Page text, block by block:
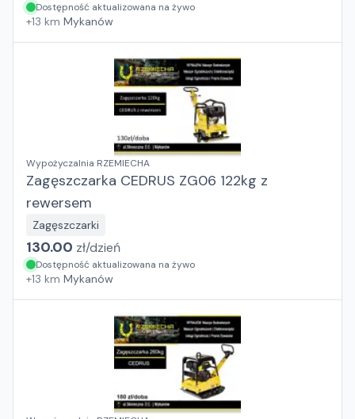
Dostępność aktualizowana na żywo
+13 km Mykanów
Wypożyczalnia RZEMIECHA
Zagęszczarka CEDRUS ZG06 122kg z
rewersem
Zagęszczarki
130.00 zł/dzień
Dostępność aktualizowana na żywo
+13 km Mykanów